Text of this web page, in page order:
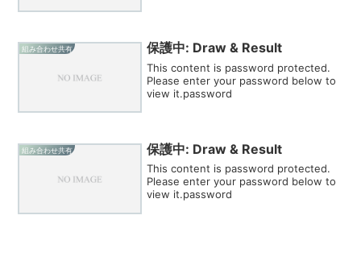
組み合わせ共有 保護中: Draw & Result
This content is password protected.
Please enter your password below to
view it.password
組み合わせ共有 保護中: Draw & Result
This content is password protected.
Please enter your password below to
view it.password